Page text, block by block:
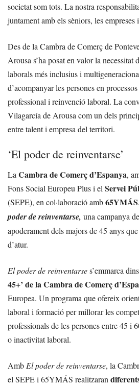
societat som tots. La nostra
juntament amb els sèniors, les empreses
Des de la Cambra de Comerç de
Arousa s’ha posat en valor la necessitat
laborals més inclusius i
d’acompanyar les persones en
professional i reinvenció laboral. La
Vilagarcía de Arousa com un dels
entre talent i empresa del territori.
‘El poder de reinventarse’
La Cambra de Comerç d’Espanya,
Fons Social Europeu Plus i el Servei
(SEPE), en col·laboració amb65YMÁS
poder de reinventarse, una campanya
apoderament dels majors de 45 anys
d’atur.
El poder de reinventarses’emmarca
45+’ de la Cambra de Comerç
Europea. Un programa que ofereix
laboral i formació per millorar les
professionals de les persones entre 45 i
o inactivitat laboral.
Amb El poder de reinventarse, la
el SEPE i 65YMÁS realitzaran